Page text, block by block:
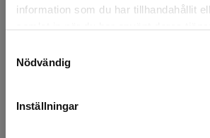
information som du har tillhandahållit
Nödvändig
Inställningar
Det verkar som att du besöker
studentlitteratur.se via en enhet
Vi erbjuder inte leveranser
att kunna slutföra ett köp måste
Anders Olsson är professor i
strukturmekanikområdet.